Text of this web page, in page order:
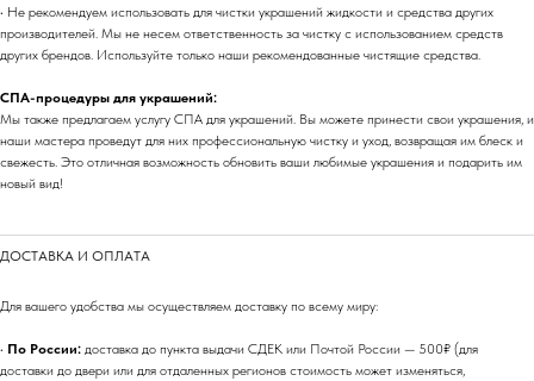
• Не рекомендуем использовать для чистки украшений жидкости и средства других
производителей. Мы не несем ответственность за чистку с использованием средств
других брендов. Используйте только наши рекомендованные чистящие средства.
СПА-процедуры для украшений:
Мы также предлагаем услугу СПА для украшений. Вы можете принести свои украшения, и
наши мастера проведут для них профессиональную чистку и уход, возвращая им блеск и
свежесть. Это отличная возможность обновить ваши любимые украшения и подарить им
новый вид!
ДОСТАВКА И ОПЛАТА
Для вашего удобства мы осуществляем доставку по всему миру:
• По России: доставка до пункта выдачи СДЕК или Почтой России — 500₽ (для
доставки до двери или для отдаленных регионов стоимость может изменяться,